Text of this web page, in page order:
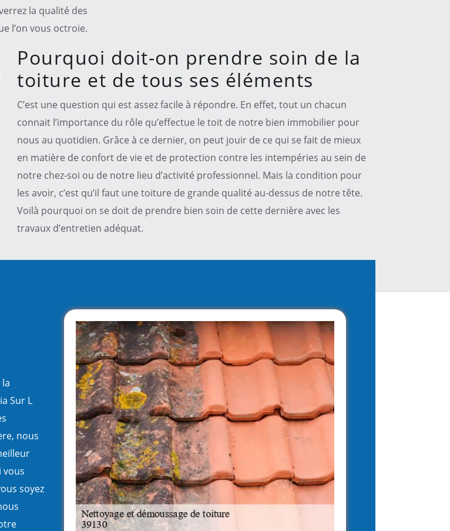
la qualité des
l’on vous octroie.
Pourquoi doit-on prendre soin de la
toiture et de tous ses éléments
C’est une question qui est assez facile à répondre. En effet, tout un chacun
connait l’importance du rôle qu’effectue le toit de notre bien immobilier pour
nous au quotidien. Grâce à ce dernier, on peut jouir de ce qui se fait de mieux
en matière de confort de vie et de protection contre les intempéries au sein de
notre chez-soi ou de notre lieu d’activité professionnel. Mais la condition pour
les avoir, c’est qu’il faut une toiture de grande qualité au-dessus de notre tête.
Voilà pourquoi on se doit de prendre bien soin de cette dernière avec les
travaux d’entretien adéquat.
Sur L
nous
vous
soyez